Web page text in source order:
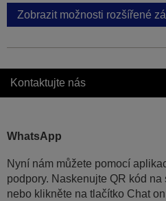
Zobrazit možnosti rozšířené
Kontaktujte nás
WhatsApp
Nyní nám můžete pomocí
podpory. Naskenujte QR kód
nebo klikněte na tlačítko Chat